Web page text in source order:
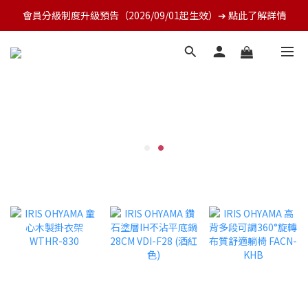
會員分級制度升級預告（2026/09/01起生效）➔ 點此了解詳情